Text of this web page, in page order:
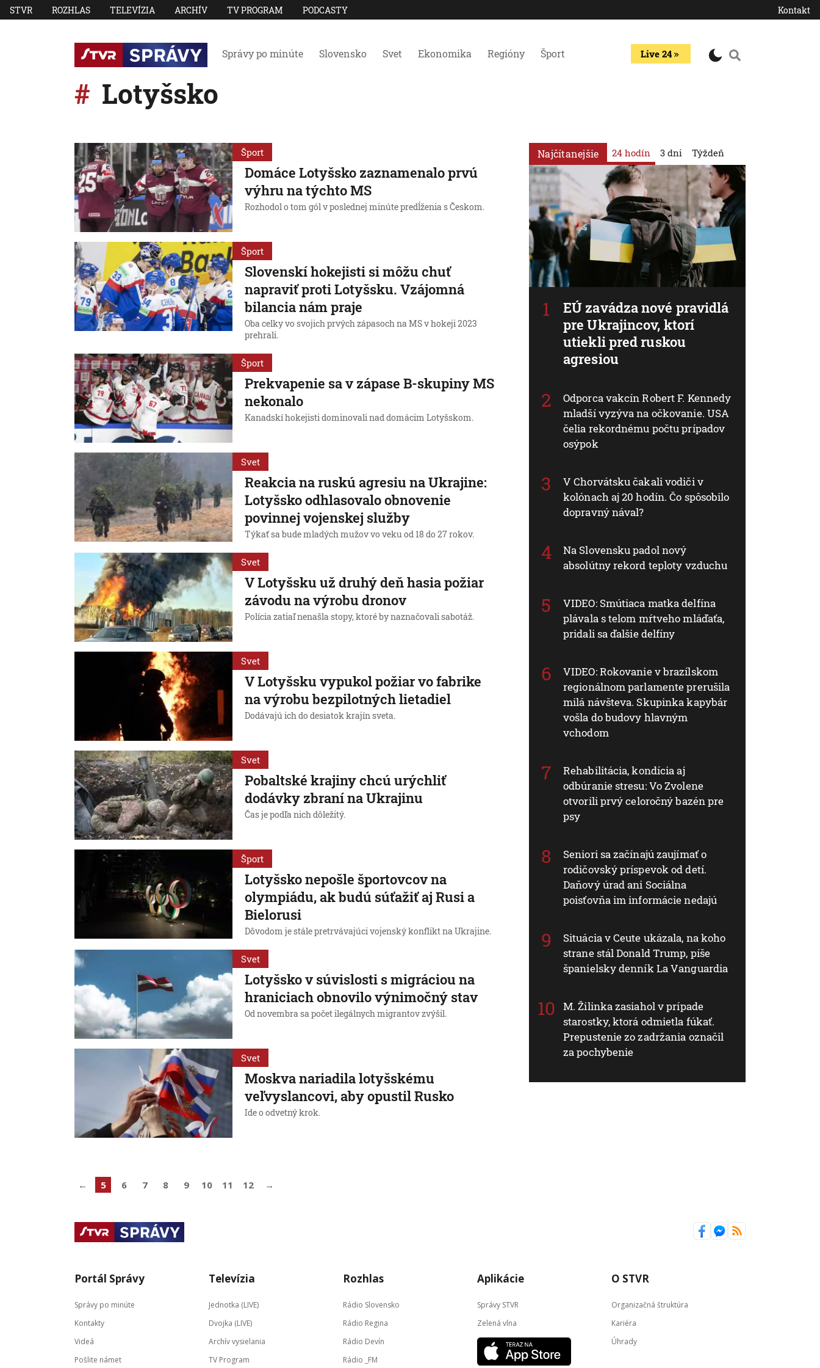
STVR ROZHLAS TELEVÍZIA ARCHÍV TV PROGRAM PODCASTY Kontakt
Správy po minúte Slovensko Svet Ekonomika Regióny Šport Live 24
Lotyšsko
Šport
Domáce Lotyšsko zaznamenalo prvú
výhru na týchto MS
Rozhodol o tom gól v poslednej minúte predĺženia s Českom.
Šport
Slovenskí hokejisti si môžu chuť
napraviť proti Lotyšsku. Vzájomná
bilancia nám praje
Oba celky vo svojich prvých zápasoch na MS v hokeji 2023
prehrali.
Šport
Prekvapenie sa v zápase B-skupiny MS
nekonalo
Kanadskí hokejisti dominovali nad domácim Lotyšskom.
Svet
Reakcia na ruskú agresiu na Ukrajine:
Lotyšsko odhlasovalo obnovenie
povinnej vojenskej služby
Týkať sa bude mladých mužov vo veku od 18 do 27 rokov.
Svet
V Lotyšsku už druhý deň hasia požiar
závodu na výrobu dronov
Polícia zatiaľ nenašla stopy, ktoré by naznačovali sabotáž.
Svet
V Lotyšsku vypukol požiar vo fabrike
na výrobu bezpilotných lietadiel
Dodávajú ich do desiatok krajín sveta.
Svet
Pobaltské krajiny chcú urýchliť
dodávky zbraní na Ukrajinu
Čas je podľa nich dôležitý.
Šport
Lotyšsko nepošle športovcov na
olympiádu, ak budú súťažiť aj Rusi a
Bielorusi
Dôvodom je stále pretrvávajúci vojenský konflikt na Ukrajine.
Svet
Lotyšsko v súvislosti s migráciou na
hraniciach obnovilo výnimočný stav
Od novembra sa počet ilegálnych migrantov zvýšil.
Svet
Moskva nariadila lotyšskému
veľvyslancovi, aby opustil Rusko
Ide o odvetný krok.
Najčítanejšie 24 hodín
EÚ zavádza nové pravidlá
pre Ukrajincov, ktorí
utiekli pred ruskou
agresiou
Odporca vakcín Robert F. Kennedy
mladší vyzýva na očkovanie. USA
čelia rekordnému počtu prípadov
osýpok
V Chorvátsku čakali vodiči v
kolónach aj 20 hodín. Čo spôsobilo
dopravný nával?
Na Slovensku padol nový
absolútny rekord teploty vzduchu
VIDEO: Smútiaca matka delfína
plávala s telom mŕtveho mláďaťa,
pridali sa ďalšie delfíny
VIDEO: Rokovanie v brazílskom
regionálnom parlamente prerušila
milá návšteva. Skupinka kapybár
vošla do budovy hlavným
vchodom
Rehabilitácia, kondícia aj
odbúranie stresu: Vo Zvolene
otvorili prvý celoročný bazén pre
psy
Seniori sa začínajú zaujímať o
rodičovský príspevok od detí.
Daňový úrad ani Sociálna
poisťovňa im informácie nedajú
Situácia v Ceute ukázala, na koho
strane stál Donald Trump, píše
španielsky denník La Vanguardia
M. Žilinka zasiahol v prípade
starostky, ktorá odmietla fúkať.
Prepustenie zo zadržania označil
za pochybenie
3 dni Týždeň
← 5 6 7 8 9 10 11 12 →
Portál Správy
Správy po minúte
Kontakty
Videá
Pošlite námet
Televízia
Jednotka (LIVE)
Dvojka (LIVE)
Archív vysielania
TV Program
Rozhlas
Rádio Slovensko
Rádio Regina
Rádio Devín
Rádio _FM
Aplikácie
Správy STVR
Zelená vlna
O STVR
Organizačná štruktúra
Kariéra
Úhrady